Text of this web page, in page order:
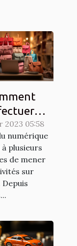
en
?
2023 05:58
numérique
plusieurs
de mener
sur